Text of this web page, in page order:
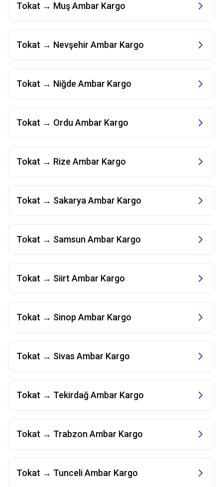
Tokat → MuşAmbar Kargo
Tokat → Nevşehir Ambar Kargo
Tokat → Niğde Ambar Kargo
Tokat → Ordu Ambar Kargo
Tokat → Rize Ambar Kargo
Tokat → Sakarya Ambar Kargo
Tokat → Samsun Ambar Kargo
Tokat → Siirt Ambar Kargo
Tokat → Sinop Ambar Kargo
Tokat → Sivas Ambar Kargo
Tokat → TekirdağAmbar Kargo
Tokat → Trabzon Ambar Kargo
Tokat → TunceliAmbar Kargo